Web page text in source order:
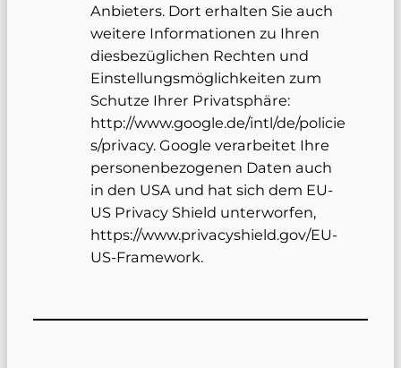
Anbieters. Dort erhalten Sie auch
weitere Informationen zu Ihren
diesbezüglichen Rechten und
Einstellungsmöglichkeiten zum
Schutze Ihrer Privatsphäre:
http://www.google.de/intl/de/policie
s/privacy. Google verarbeitet Ihre
personenbezogenen Daten auch
in den USA und hat sich dem EU-
US Privacy Shield unterworfen,
https://www.privacyshield.gov/EU-
US-Framework.